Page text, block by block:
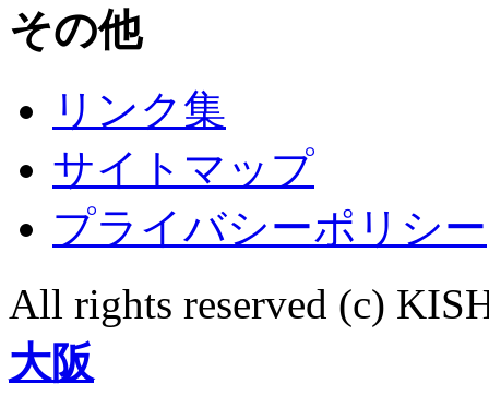
その他
リンク集
サイトマップ
プライバシーポリシー
All rights reserved (c)
大阪